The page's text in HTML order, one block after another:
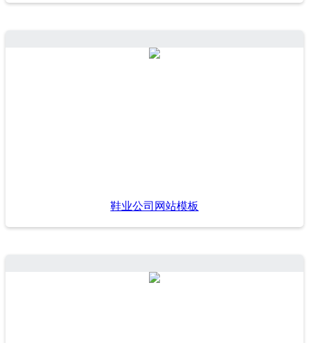
鞋业公司网站模板